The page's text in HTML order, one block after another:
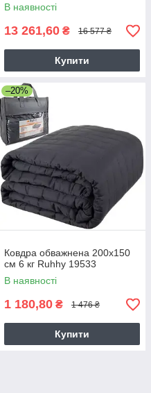
В наявності
13 261,60 ₴ 16 577 ₴
Купити
–20%
Ковдра обважнена 200х150
см 6 кг Ruhhy 19533
В наявності
1 180,80 ₴ 1 476 ₴
Купити